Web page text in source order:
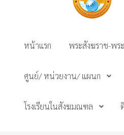
หน้าแรก พระสังฆราช-พร
ศูนย์/ หน่วยงาน/ แผนก
โรงเรียนในสังฆมณฑล